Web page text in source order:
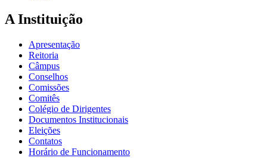
A Instituição
Apresentação
Reitoria
Câmpus
Conselhos
Comissões
Comitês
Colégio de Dirigentes
Documentos Institucionais
Eleições
Contatos
Horário de Funcionamento